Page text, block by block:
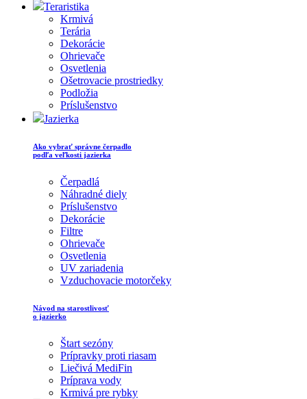
Teraristika
Krmivá
Terária
Dekorácie
Ohrievače
Osvetlenia
Ošetrovacie prostriedky
Podložia
Príslušenstvo
Jazierka
Ako vybrať správne čerpadlo
podľa veľkosti jazierka
Čerpadlá
Náhradné diely
Príslušenstvo
Dekorácie
Filtre
Ohrievače
Osvetlenia
UV zariadenia
Vzduchovacie motorčeky
Návod na starostlivosť
o jazierko
Štart sezóny
Prípravky proti riasam
Liečivá MediFin
Príprava vody
Krmivá pre rybky